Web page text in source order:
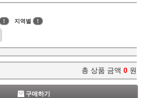
! 지역별 !
총 상품 금액 0 원
구매하기